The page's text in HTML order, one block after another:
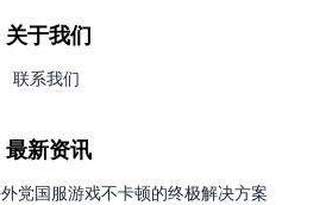
关于我们
联系我们
最新资讯
党国服游戏不卡顿的终极解决方案